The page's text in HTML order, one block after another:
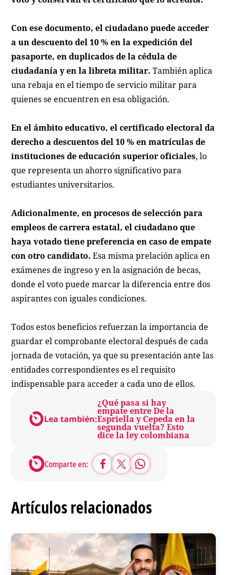
Con ese documento, el ciudadano puede acceder
a un descuento del 10 % en la expedición del
pasaporte, en duplicados de la cédula de
ciudadanía y en la libreta militar. También aplica
una rebaja en el tiempo de servicio militar para
quienes se encuentren en esa obligación.
En el ámbito educativo, el certificado electoral da
derecho a descuentos del 10 % en matrículas de
instituciones de educación superior oficiales, lo
que representa un ahorro significativo para
estudiantes universitarios.
Adicionalmente, en procesos de selección para
empleos de carrera estatal, el ciudadano que
haya votado tiene preferencia en caso de empate
con otro candidato. Esa misma prelación aplica en
exámenes de ingreso y en la asignación de becas,
donde el voto puede marcar la diferencia entre dos
aspirantes con iguales condiciones.
Todos estos beneficios refuerzan la importancia de
guardar el comprobante electoral después de cada
jornada de votación, ya que su presentación ante las
entidades correspondientes es el requisito
indispensable para acceder a cada uno de ellos.
Lea también:
¿Qué pasa si hay
empate entre De la
Espriella y Cepeda en la
segunda vuelta? Esto
dice la ley colombiana
Comparte en:
Artículos relacionados